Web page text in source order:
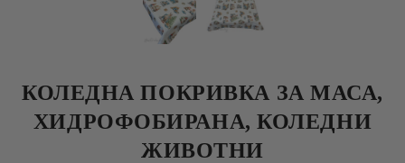
КОЛЕДНА ПОКРИВКА ЗА МАСА,
ХИДРОФОБИРАНА, КОЛЕДНИ
ЖИВОТНИ